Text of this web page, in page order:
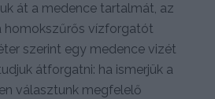
át a medence tartalmát, az
homokszűrős vízforgatót
szerint egy medence vizét
átforgatni: ha ismerjük a
választunk megfelelő